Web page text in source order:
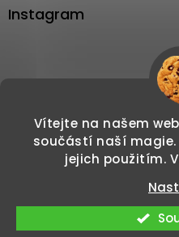
Vítejte na našem
součástí naší
jejich použitím.
Doprava zdarma při
Instagram
Copyright
práva vyhrazena.